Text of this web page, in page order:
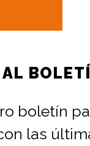
AL
boletín
las